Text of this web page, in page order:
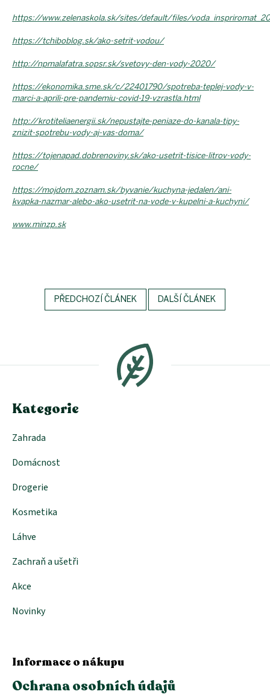
https://www.zelenaskola.sk/sites/default/files/
https://tchiboblog.sk/ako-setrit-vodou/
http://npmalafatra.sopsr.sk/svetovy-den-vody-2020/
https://ekonomika.sme.sk/c/22401790/spotreba-teplej-vody-v-
marci-a-aprili-pre-pandemiu-covid-19-vzrastla.html
http://krotiteliaenergii.sk/nepustajte-peniaze-do-kanala-tipy-
znizit-spotrebu-vody-aj-vas-doma/
https://tojenapad.dobrenoviny.sk/ako-usetrit-tisice-litrov-vody-
rocne/
https://mojdom.zoznam.sk/byvanie/kuchyna-jedalen/ani-
kvapka-nazmar-alebo-ako-usetrit-na-vode-v-kupelni-a-kuchyni/
www.minzp.sk
PŘEDCHOZÍ ČLÁNEK DALŠÍ ČLÁNEK
a
Kategorie
Zahrada
Domácnost
Drogerie
Kosmetika
Láhve
Zachraň a ušetři
Akce
Novinky
Informace o nákupu
Ochrana osobních údajů